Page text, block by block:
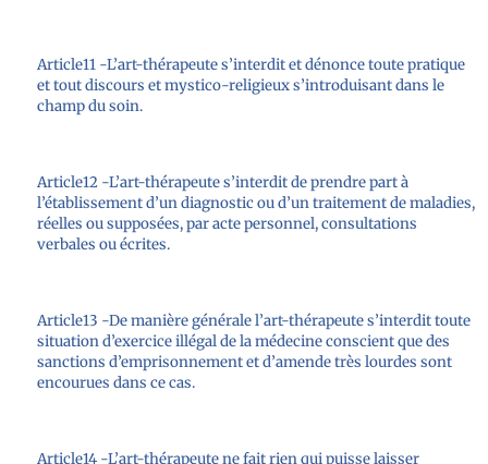
Article11 -L’art-thérapeute s’interdit et dénonce toute pratique
et tout discours et mystico-religieux s’introduisant dans le
champ du soin.
Article12 -L’art-thérapeute s’interdit de prendre part à
l’établissement d’un diagnostic ou d’un traitement de maladies,
réelles ou supposées, par acte personnel, consultations
verbales ou écrites.
Article13 -De manière générale l’art-thérapeute s’interdit toute
situation d’exercice illégal de la médecine conscient que des
sanctions d’emprisonnement et d’amende très lourdes sont
encourues dans ce cas.
Article14 -L’art-thérapeute ne fait rien qui puisse laisser